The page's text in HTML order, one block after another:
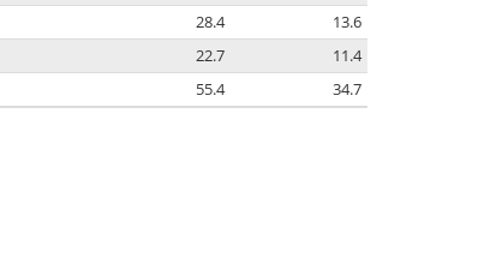
28.4
13.6
22.7
11.4
55.4 34.7